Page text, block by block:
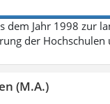
dem Jahr 1998 zur
der
(M.A.)